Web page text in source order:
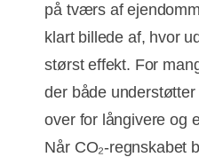
på tværs af
klart billede af, hvor
størst effekt. For
der både
over for långivere og
Når CO₂‑regnskabet